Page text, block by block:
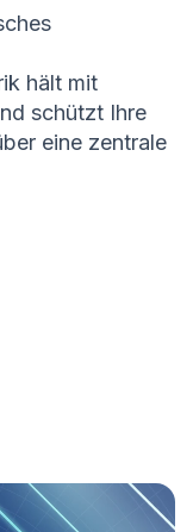
hält mit
schützt Ihre
eine zentrale